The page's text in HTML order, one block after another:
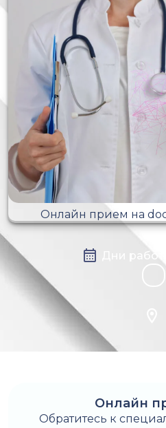
Онлайн прием на
Дни
Онлайн
Обратитесь к